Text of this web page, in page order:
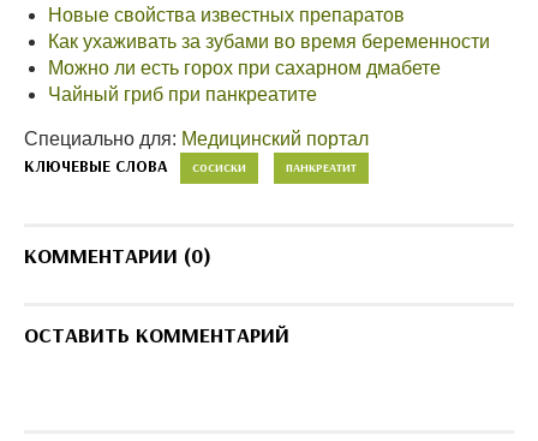
Новые свойства известных препаратов
Как ухаживать за зубами во время беременности
Можно ли есть горох при сахарном дмабете
Чайный гриб при панкреатите
Специально для: Медицинский портал
КЛЮЧЕВЫЕ СЛОВА СОСИСКИ ПАНКРЕАТИТ
КОММЕНТАРИИ (0)
ОСТАВИТЬ КОММЕНТАРИЙ